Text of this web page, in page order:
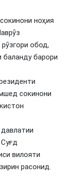
ноҳия
обод,
баланду барори
сокинони
вилояти
расонид.